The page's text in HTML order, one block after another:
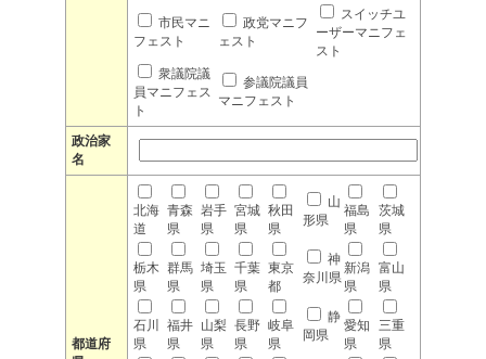
市民マニ
フェスト
政党マニフ
ェスト
スイッチユ
ーザーマニフェ
スト
衆議院議
員マニフェス
ト
参議院議員
マニフェスト
政治家
名
都道府
北海
道
青森
県
岩手
県
宮城
県
秋田
県
山
形県
福島
県
茨城
県
栃木
県
群馬
県
埼玉
県
千葉
県
東京
都
神
奈川県
新潟
県
富山
県
石川
県
福井
県
山梨
県
長野
県
岐阜
県
静
岡県
愛知
県
三重
県